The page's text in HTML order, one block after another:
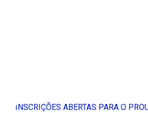
INSCRIÇÕES ABERTAS PARA O